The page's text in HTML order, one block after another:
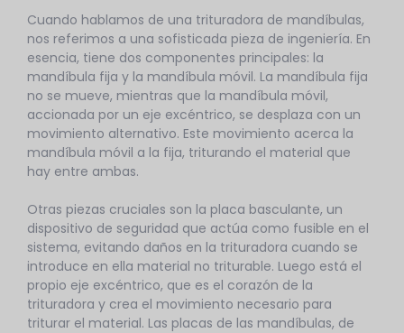
Cuando hablamos de una trituradora de mandíbulas,
nos referimos a una sofisticada pieza de ingeniería. En
esencia, tiene dos componentes principales: la
mandíbula fija y la mandíbula móvil. La mandíbula fija
no se mueve, mientras que la mandíbula móvil,
accionada por un eje excéntrico, se desplaza con un
movimiento alternativo. Este movimiento acerca la
mandíbula móvil a la fija, triturando el material que
hay entre ambas.
Otras piezas cruciales son la placa basculante, un
dispositivo de seguridad que actúa como fusible en el
sistema, evitando daños en la trituradora cuando se
introduce en ella material no triturable. Luego está el
propio eje excéntrico, que es el corazón de la
trituradora y crea el movimiento necesario para
triturar el material. Las placas de las mandíbulas, de